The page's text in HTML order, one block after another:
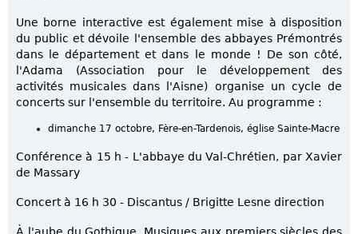
Une borne interactive est également mise à disposition
du public et dévoile l'ensemble des abbayes Prémontrés
dans le département et dans le monde ! De son côté,
l'Adama (Association pour le développement des
activités musicales dans l'Aisne) organise un cycle de
concerts sur l'ensemble du territoire. Au programme :
dimanche 17 octobre, Fère-en-Tardenois, église Sainte-Macre
Conférence à 15 h - L'abbaye du Val-Chrétien, par Xavier
de Massary
Concert à 16 h 30 - Discantus / Brigitte Lesne direction